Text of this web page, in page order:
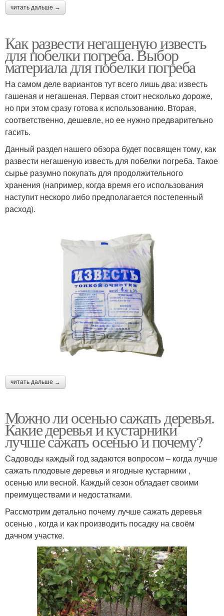
читать дальше →
Как развести негашеную известь
для побелки погреба. Выбор
материала для побелки погреба
На самом деле вариантов тут всего лишь два: известь
гашеная и негашеная. Первая стоит несколько дороже,
но при этом сразу готова к использованию. Вторая,
соответственно, дешевле, но ее нужно предварительно
гасить.
Данный раздел нашего обзора будет посвящен тому, как
развести негашеную известь для побелки погреба. Такое
сырье разумно покупать для продолжительного
хранения (например, когда время его использования
наступит нескоро либо предполагается постепенный
расход).
читать дальше →
Можно ли осенью сажать деревья.
Какие деревья и кустарники
лучше сажать осенью и почему?
Садоводы каждый год задаются вопросом – когда лучше
сажать плодовые деревья и ягодные кустарники ,
осенью или весной. Каждый сезон обладает своими
преимуществами и недостатками.
Рассмотрим детально почему лучше сажать деревья
осенью , когда и как производить посадку на своём
дачном участке.